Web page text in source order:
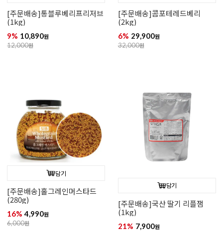
[주문배송]통블루베리프리저브
(1kg)
9% 10,890원
12,000원
[주문배송]콤포테레드베리
(2kg)
6% 29,900원
32,000원
담기
[주문배송]홀그레인머스타드
(280g)
16% 4,990원
6,000원
담기
[주문배송]국산 딸기 리플잼
(1kg)
21% 7,900원